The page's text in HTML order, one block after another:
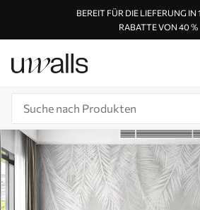
BEREIT FÜR DIE LIEFERUNG IN
RABATTE VON 40 %